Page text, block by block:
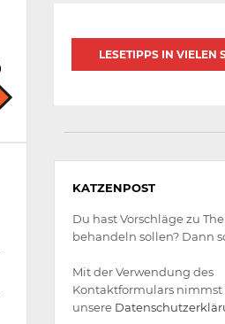
LESETIPPS IN VIELEN
werden
KATZENPOST
Du hast Vorschläge zu
behandeln sollen? Dann
Mit der Verwendung des
Kontaktformulars nimmst
unsere